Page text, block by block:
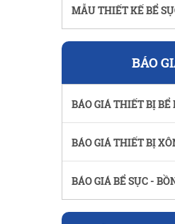
MẪU THIẾT KẾ BỂ
BÁO
BÁO GIÁ THIẾT BỊ BỂ
BÁO GIÁ THIẾT BỊ
BÁO GIÁ BỂ SỤC -